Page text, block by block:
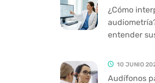
¿Cómo
entender
10 JUNIO
Audífonos